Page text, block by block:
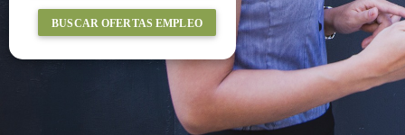
BUSCAR OFERTAS EMPLEO